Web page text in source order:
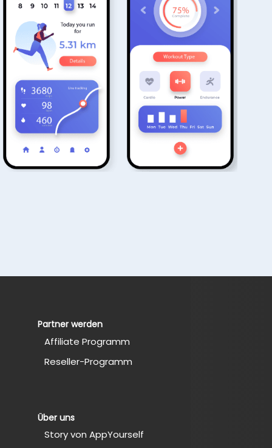
Partner werden
Affiliate Programm
Reseller-Programm
Über uns
Story von AppYourself